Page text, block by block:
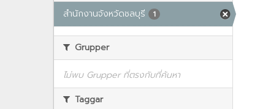
สำนักงานจังหวัดชลบุรี
1
Grupper
ไม่พบ Grupper ที่ตรงกับที่ค้นหา
Taggar